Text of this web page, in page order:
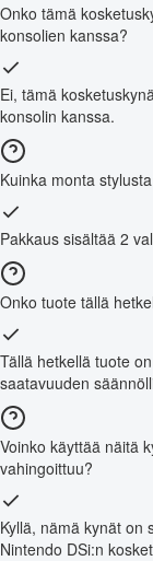
Onko tämä
konsolien kanssa?
Ei, tämä
konsolin kanssa.
Kuinka monta
Pakkaus sisältää 2
Onko tuote tällä
Tällä hetkellä tuote
saatavuuden
Voinko käyttää näitä
vahingoittuu?
Kyllä, nämä kynät on
Nintendo DSi:n